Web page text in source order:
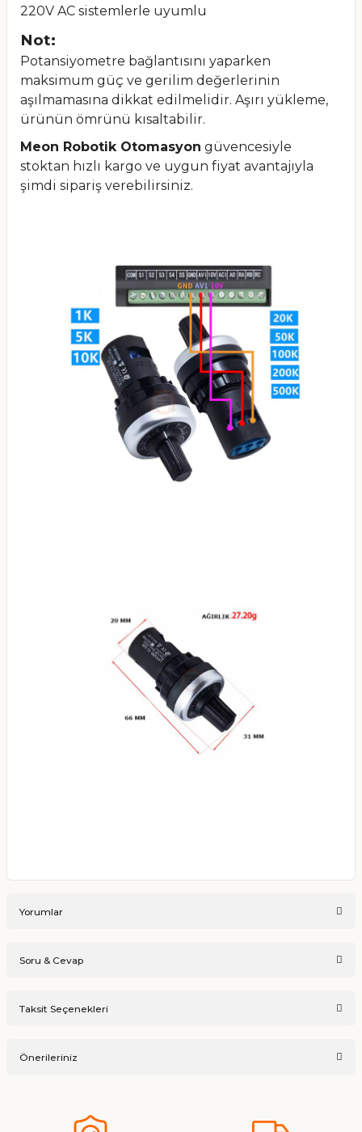
220V AC sistemlerle uyumlu
Not:
Potansiyometre bağlantısını yaparken
maksimum güç ve gerilim değerlerinin
aşılmamasına dikkat edilmelidir. Aşırı yükleme,
ürünün ömrünü kısaltabilir.
Meon Robotik Otomasyon güvencesiyle
stoktan hızlı kargo ve uygun fiyat avantajıyla
şimdi sipariş verebilirsiniz.
Yorumlar
Soru & Cevap
Taksit Seçenekleri
Önerileriniz
konularda yetersiz gördüğünüz noktaları öneri formunu